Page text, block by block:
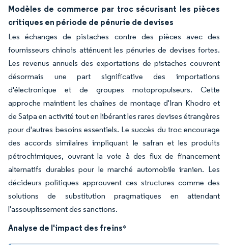
Modèles de commerce par troc sécurisant les pièces
critiques en période de pénurie de devises
Les échanges de pistaches contre des pièces avec des
fournisseurs chinois atténuent les pénuries de devises fortes.
Les revenus annuels des exportations de pistaches couvrent
désormais une part significative des importations
d'électronique et de groupes motopropulseurs. Cette
approche maintient les chaînes de montage d'Iran Khodro et
de Saipa en activité tout en libérant les rares devises étrangères
pour d'autres besoins essentiels. Le succès du troc encourage
des accords similaires impliquant le safran et les produits
pétrochimiques, ouvrant la voie à des flux de financement
alternatifs durables pour le marché automobile iranien. Les
décideurs politiques approuvent ces structures comme des
solutions de substitution pragmatiques en attendant
l'assouplissement des sanctions.
Analyse de l'impact des freins*